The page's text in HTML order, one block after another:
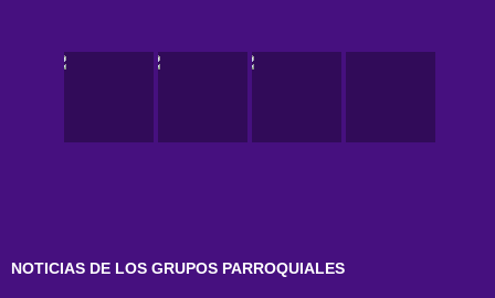
NOTICIAS DE LOS GRUPOS PARROQUIALES